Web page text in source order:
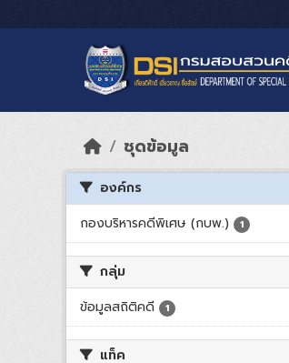
ชุดข้อมูล
องค์กร
กองบริหารคดีพิเศษ (กบพ.)
1
กลุ่ม
ข้อมูลสถิติคดี
1
แท็ค